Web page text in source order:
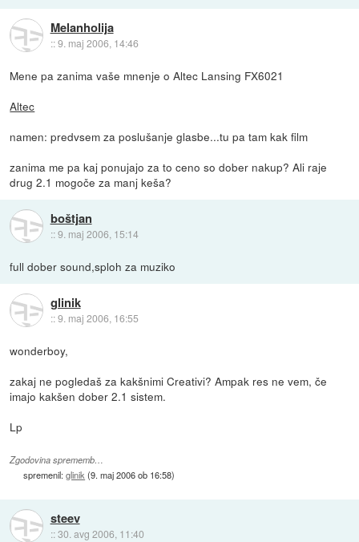
Melanholija
::9. maj 2006, 14:46
Mene pa zanima vaše mnenje o Altec Lansing FX6021
Altec
namen: predvsem za poslušanje glasbe...tu pa tam kak film
zanima me pa kaj ponujajo za to ceno so dober nakup? Ali raje
drug 2.1 mogoče za manj keša?
boštjan
::9. maj 2006, 15:14
full dober sound,sploh za muziko
glinik
::9. maj 2006, 16:55
wonderboy,
zakaj ne pogledaš za kakšnimi Creativi? Ampak res ne vem, če
imajo kakšen dober 2.1 sistem.
Lp
Zgodovina sprememb…
spremenil:glinik (9. maj 2006 ob 16:58)
steev
::30. avg 2006, 11:40